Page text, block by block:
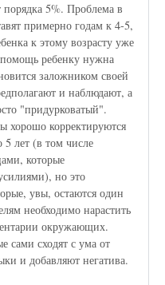
5%. Проблема в
примерно годам к 4-5,
к этому возрасту уже
ребенку нужна
заложником своей
и наблюдают, а
"придурковатый".
хорошо корректируются
5 лет (в том числе
которые
но это
увы, остаются один
необходимо нарастить
окружающих.
сами сходят с ума от
и добавляют негатива.